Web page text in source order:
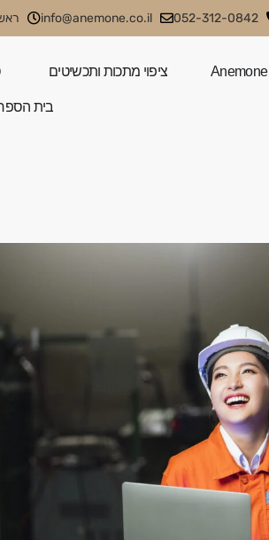
052-312-0842
info@anemone.co.il ראשון
Anemone ציפוי מתכות ותכשיטים
בית הספר